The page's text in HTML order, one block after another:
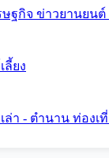
ษฐกิจ ข่าวยานยนต์
ลี้ยง
เล่า - ตำนาน ท่องเ